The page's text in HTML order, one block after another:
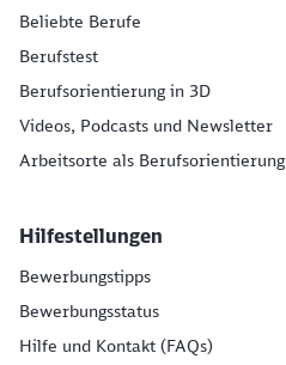
Beliebte Berufe
Berufstest
Berufsorientierung in 3D
Videos, Podcasts und Newsletter
Arbeitsorte als Berufsorientierung
Hilfestellungen
Bewerbungstipps
Bewerbungsstatus
Hilfe und Kontakt (FAQs)